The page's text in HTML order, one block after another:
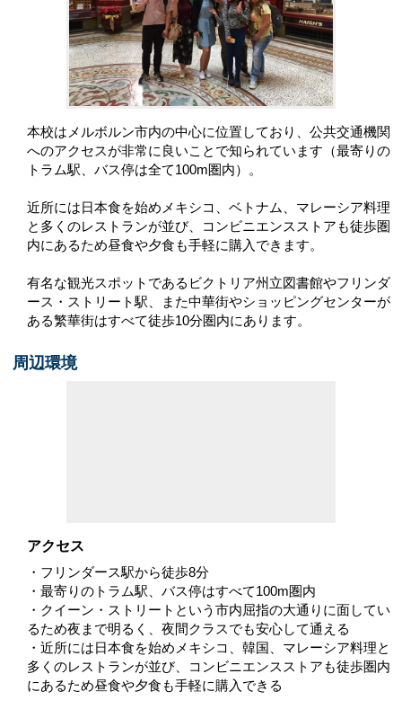
本校はメルボルン市内の中心に位置しており、公共交通機関
へのアクセスが非常に良いことで知られています（最寄りの
トラム駅、バス停は全て100m圏内）。
近所には日本食を始めメキシコ、ベトナム、マレーシア料理
と多くのレストランが並び、コンビニエンスストアも徒歩圏
内にあるため昼食や夕食も手軽に購入できます。
有名な観光スポットであるビクトリア州立図書館やフリンダ
ース・ストリート駅、また中華街やショッピングセンターが
ある繁華街はすべて徒歩10分圏内にあります。
周辺環境
アクセス
・フリンダース駅から徒歩8分
・最寄りのトラム駅、バス停はすべて100m圏内
・クイーン・ストリートという市内屈指の大通りに面してい
るため夜まで明るく、夜間クラスでも安心して通える
・近所には日本食を始めメキシコ、韓国、マレーシア料理と
多くのレストランが並び、コンビニエンスストアも徒歩圏内
にあるため昼食や夕食も手軽に購入できる